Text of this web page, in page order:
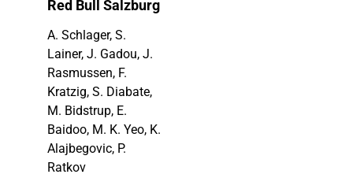
Red Bull Salzburg
A. Schlager, S.
Lainer, J. Gadou, J.
Rasmussen, F.
Kratzig, S. Diabate,
M. Bidstrup, E.
Baidoo, M. K. Yeo, K.
Alajbegovic, P.
Ratkov